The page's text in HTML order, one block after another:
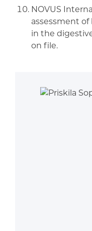
NOVUS
assessment of
in the
on file.